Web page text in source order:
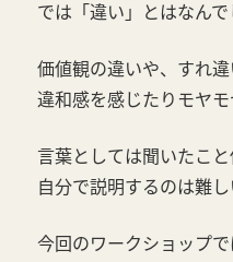
では「違い」とはなんで
価値観の違いや、すれ違
違和感を感じたりモヤモ
言葉としては聞いたこ
自分で説明するのは難し
今回のワークショップで